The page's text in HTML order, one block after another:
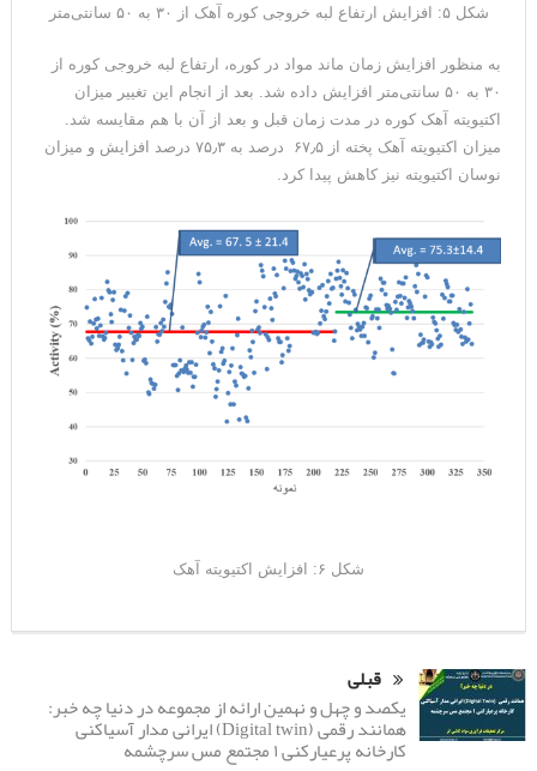
شکل ۵: افزایش ارتفاع لبه خروجی کوره آهک از ۳۰ به ۵۰ سانتی‌متر
به منظور افزایش زمان ماند مواد در کوره، ارتفاع لبه خروجی کوره از
۳۰ به ۵۰ سانتی‌متر افزایش داده شد. بعد از انجام این تغییر میزان
اکتیویته آهک کوره در مدت زمان قبل و بعد از آن با هم مقایسه شد.
میزان اکتیویته آهک پخته از ۶۷٫۵ درصد به ۷۵٫۳ درصد افزایش و میزان
نوسان اکتیویته نیز کاهش پیدا کرد.
شکل ۶: افزایش اکتیویته آهک
قبلی
یکصد و چهل و نهمین ارائه از مجموعه در دنیا چه خبر:
همانند رقمی (Digital twin) ایرانی مدار آسیاکنی
کارخانه پرعیارکنی ۱ مجتمع مس سرچشمه